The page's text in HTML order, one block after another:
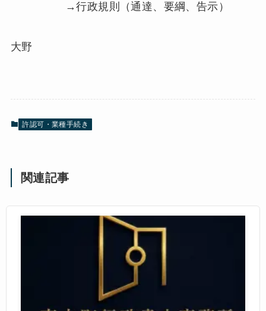
→行政規則（通達、要綱、告示）
大野
許認可・業種手続き
関連記事